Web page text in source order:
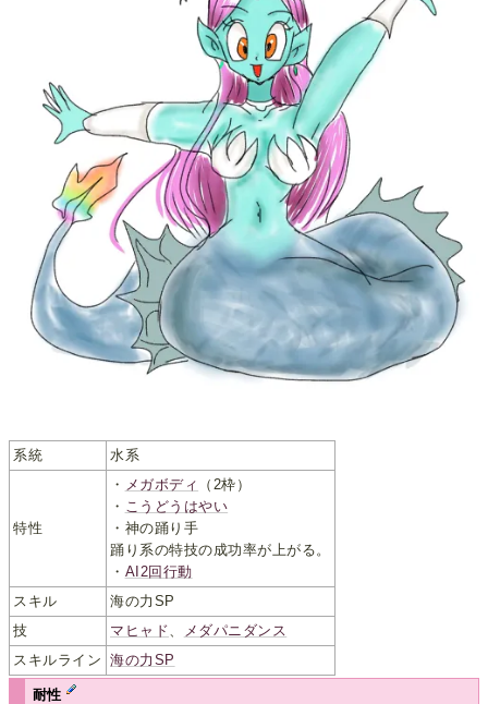
系統 水系
特性
・ メガボディ
（2枠）
・ こうどうはやい
・神の踊り手
踊り系の特技の成功率が上がる。
・ AI2回行動
スキル
海の力SP
技
マヒャド
メダパニダンス
スキルライン 海の力SP
耐性